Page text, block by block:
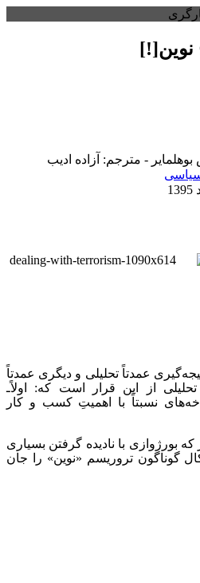
نوین[!]
- مترجم: آزاده ادیب
عمدتاً تحلیلی و دیگری عمدتاً
از این قرار است که: اولاً‌ـ
نسبتاً با اهمیتِ کسب و کار
که بورژوازی با نادیده گرفتن بسیاری
گوناگون تروریسم «نوین» را جان